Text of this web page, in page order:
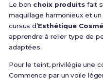
Le bon choix produitsfait
maquillage harmonieux et
cursus d’Esthétique
apprendre à relier type de
adaptées.
Pour le teint, privilégie une
Commence par un voile